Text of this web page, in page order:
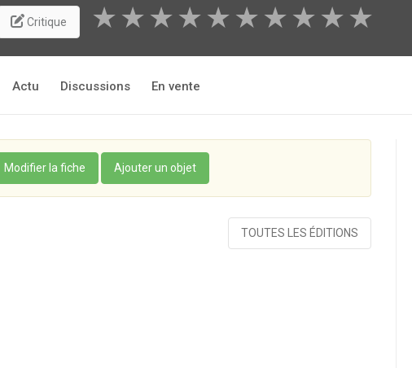
Critique ★
★
★
★
★
★
★
★
★
★
Actu Discussions En vente
Modifier la fiche Ajouter un objet
TOUTES LES ÉDITIONS